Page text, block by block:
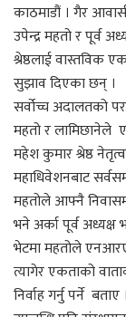
काठमाडौं । गैर
उपेन्द्र महतो र पूर्व
श्रेष्ठलाई वास्तविक
सुझाव दिएका छन् ।
सर्वोच्च अदालतको
महतो र लामिछानेले
महेश कुमार श्रेष्ठ
महाधिवेशनबाट
महतोले आफ्नै
भने अर्का पूर्व
भेटमा महतोले
त्यागेर एकताको
निर्वाह गर्नु पर्ने